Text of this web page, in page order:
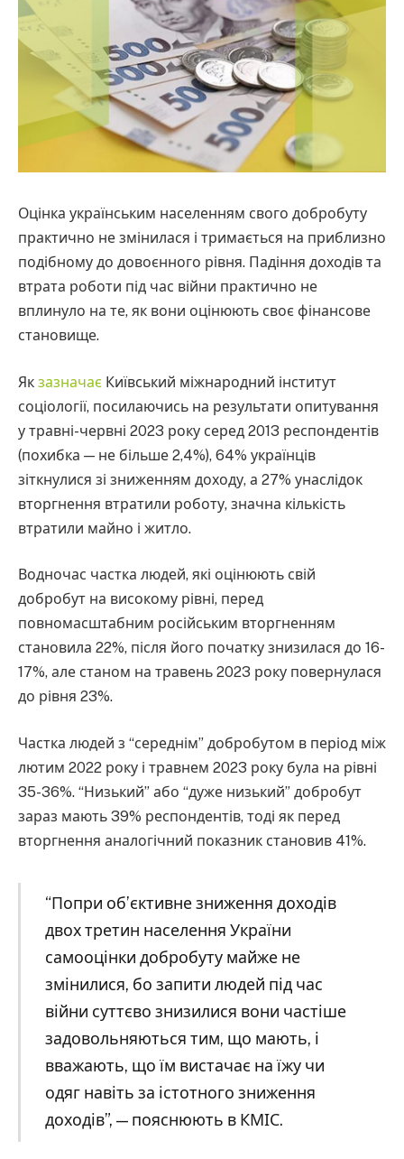
Оцінка українським населенням свого добробуту
практично не змінилася і тримається на приблизно
подібному до довоєнного рівня. Падіння доходів та
втрата роботи під час війни практично не
вплинуло на те, як вони оцінюють своє фінансове
становище.
Як зазначає Київський міжнародний інститут
соціології, посилаючись на результати опитування
у травні-червні 2023 року серед 2013 респондентів
(похибка — не більше 2,4%), 64% українців
зіткнулися зі зниженням доходу, а 27% унаслідок
вторгнення втратили роботу, значна кількість
втратили майно і житло.
Водночас частка людей, які оцінюють свій
добробут на високому рівні, перед
повномасштабним російським вторгненням
становила 22%, після його початку знизилася до 16-
17%, але станом на травень 2023 року повернулася
до рівня 23%.
Частка людей з “середнім” добробутом в період між
лютим 2022 року і травнем 2023 року була на рівні
35-36%. “Низький” або “дуже низький” добробут
зараз мають 39% респондентів, тоді як перед
вторгнення аналогічний показник становив 41%.
“Попри об’єктивне зниження доходів
двох третин населення України
самооцінки добробуту майже не
змінилися, бо запити людей під час
війни суттєво знизилися вони частіше
задовольняються тим, що мають, і
вважають, що їм вистачає на їжу чи
одяг навіть за істотного зниження
доходів”, — пояснюють в КМІС.